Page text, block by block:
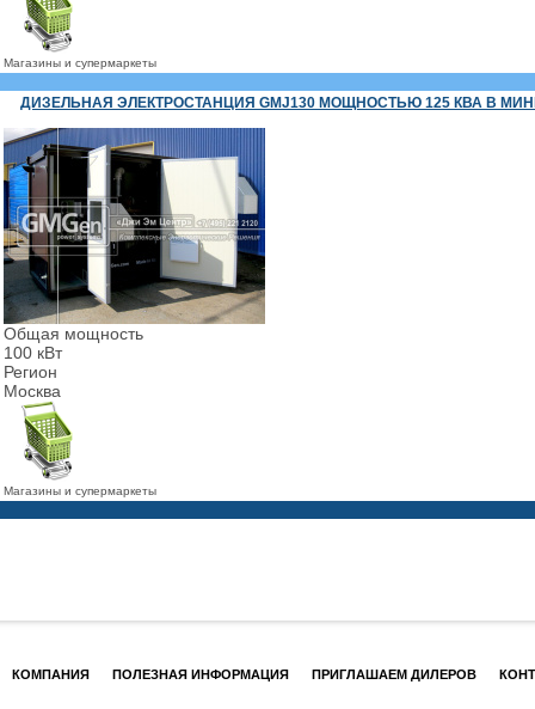
Магазины и супермаркеты
ДИЗЕЛЬНАЯ ЭЛЕКТРОСТАНЦИЯ GMJ130 МОЩНОСТЬЮ 125 КВА В
Общая мощность
100 кВт
Регион
Москва
Магазины и супермаркеты
КОМПАНИЯ ПОЛЕЗНАЯ ИНФОРМАЦИЯ ПРИГЛАШАЕМ ДИЛЕРОВ